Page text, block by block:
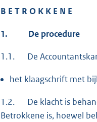
B E T R O K K E N E
1. De procedure
1.1. De
het klaagschrift met
1.2. De klacht is
Betrokkene is, hoewel